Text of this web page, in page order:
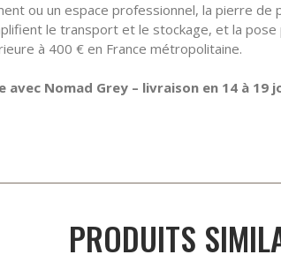
ou un espace professionnel, la pierre
le transport et le stockage, et la
à 400 € en France métropolitaine.
Nomad Grey – livraison en 14 à 19
PRODUITS